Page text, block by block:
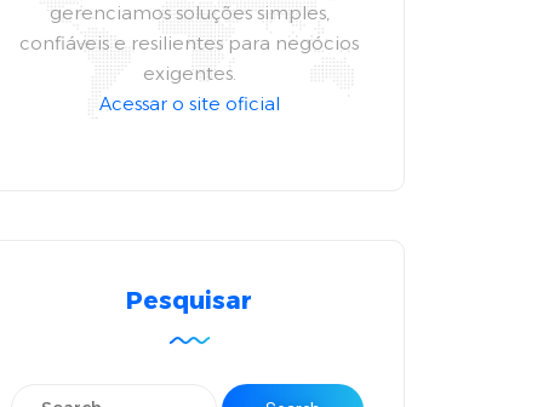
gerenciamos soluções simples,
confiáveis e resilientes para negócios
exigentes.
Acessar o site oficial
Pesquisar